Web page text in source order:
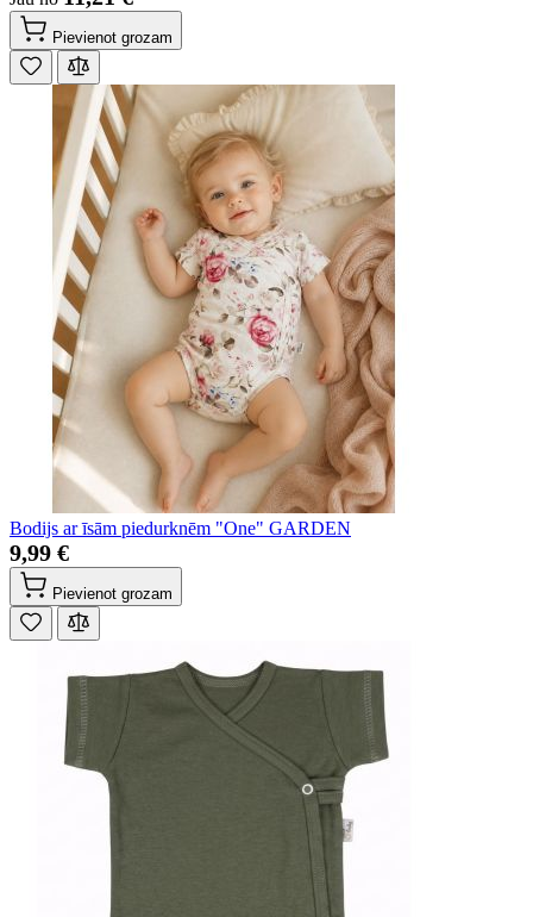
Pievienot grozam
Bodijs ar īsām piedurknēm "One" GARDEN
9,99 €
Pievienot grozam